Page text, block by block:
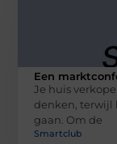
Een
Je huis
denken, terwijl
gaan. Om de
Smartclub